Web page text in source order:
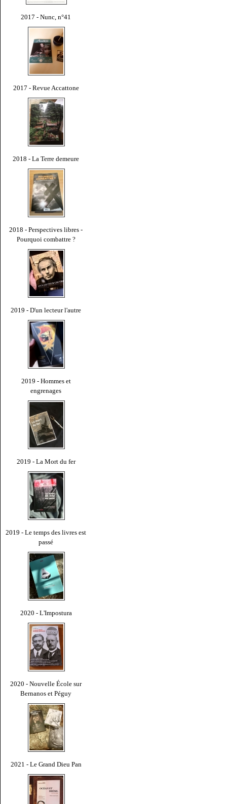
2017 - Nunc, n°41
2017 - Revue Accattone
2018 - La Terre demeure
2018 - Perspectives libres -
Pourquoi combattre ?
2019 - D'un lecteur l'autre
2019 - Hommes et
engrenages
2019 - La Mort du fer
2019 - Le temps des livres est
passé
2020 - L'Impostura
2020 - Nouvelle École sur
Bernanos et Péguy
2021 - Le Grand Dieu Pan